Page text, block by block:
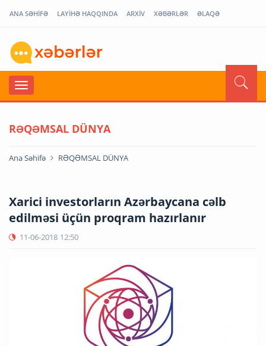
ANA SƏHİFƏ LAYİHƏ HAQQINDA ARXİV XƏBƏRLƏR ƏLAQƏ
RƏQƏMSAL DÜNYA
Ana Səhifə RƏQƏMSAL DÜNYA
Xarici investorların Azərbaycana cəlb
edilməsi üçün proqram hazırlanır
11-06-2018 12:50